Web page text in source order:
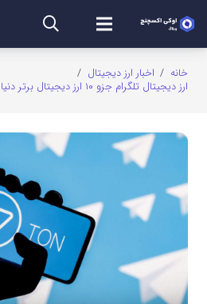
خانه / اخبار ارز دیجیتال /
ارز دیجیتال تلگرام جزو ۱۰ ارز دیجیتال برتر دنیا شد!